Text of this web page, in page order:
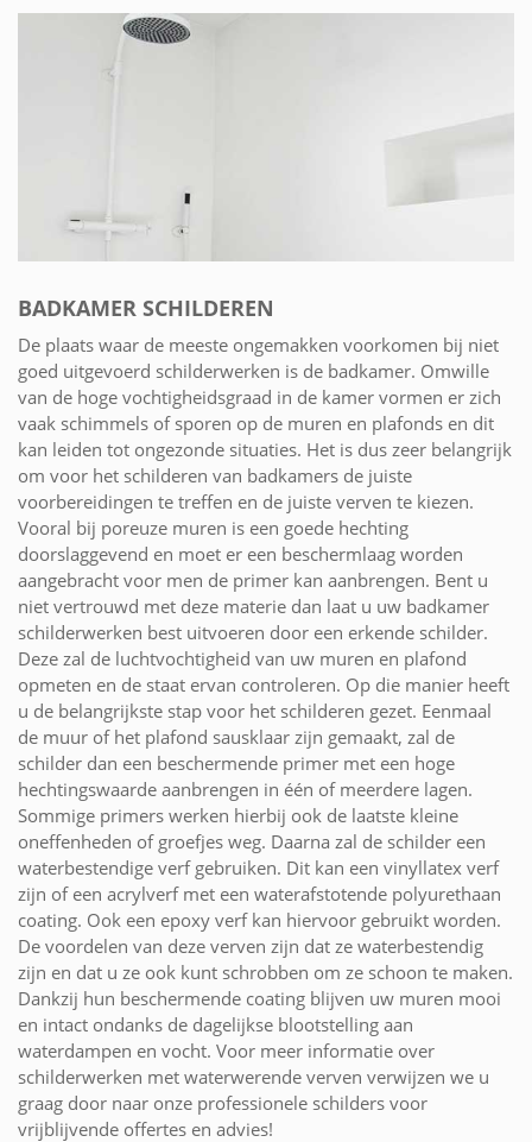
BADKAMER SCHILDEREN
De plaats waar de meeste ongemakken voorkomen bij niet
goed uitgevoerd schilderwerken is de badkamer. Omwille
van de hoge vochtigheidsgraad in de kamer vormen er zich
vaak schimmels of sporen op de muren en plafonds en dit
kan leiden tot ongezonde situaties. Het is dus zeer belangrijk
om voor het schilderen van badkamers de juiste
voorbereidingen te treffen en de juiste verven te kiezen.
Vooral bij poreuze muren is een goede hechting
doorslaggevend en moet er een beschermlaag worden
aangebracht voor men de primer kan aanbrengen. Bent u
niet vertrouwd met deze materie dan laat u uw badkamer
schilderwerken best uitvoeren door een erkende schilder.
Deze zal de luchtvochtigheid van uw muren en plafond
opmeten en de staat ervan controleren. Op die manier heeft
u de belangrijkste stap voor het schilderen gezet. Eenmaal
de muur of het plafond sausklaar zijn gemaakt, zal de
schilder dan een beschermende primer met een hoge
hechtingswaarde aanbrengen in één of meerdere lagen.
Sommige primers werken hierbij ook de laatste kleine
oneffenheden of groefjes weg. Daarna zal de schilder een
waterbestendige verf gebruiken. Dit kan een vinyllatex verf
zijn of een acrylverf met een waterafstotende polyurethaan
coating. Ook een epoxy verf kan hiervoor gebruikt worden.
De voordelen van deze verven zijn dat ze waterbestendig
zijn en dat u ze ook kunt schrobben om ze schoon te maken.
Dankzij hun beschermende coating blijven uw muren mooi
en intact ondanks de dagelijkse blootstelling aan
waterdampen en vocht. Voor meer informatie over
schilderwerken met waterwerende verven verwijzen we u
graag door naar onze professionele schilders voor
vrijblijvende offertes en advies!